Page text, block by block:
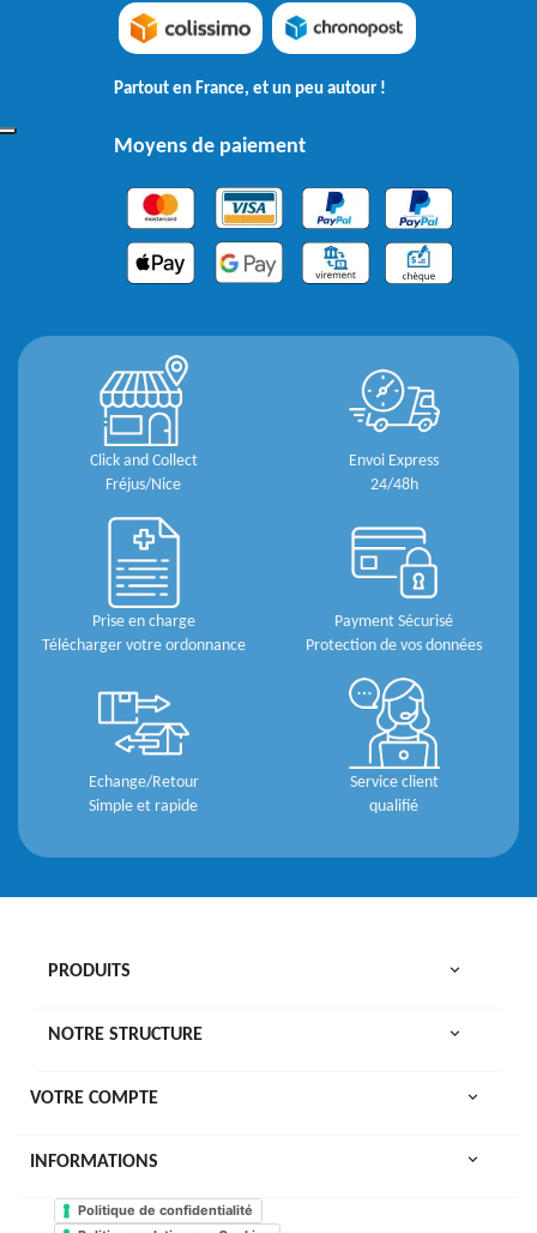
Partout en France, et un peu autour !
Moyens de paiement
Click and Collect
Fréjus/Nice
Envoi Express
24/48h
Prise en charge
Télécharger votre ordonnance
Payment Sécurisé
Protection de vos données
Echange/Retour
Simple et rapide
Service client
qualifié
PRODUITS 
NOTRE STRUCTURE 
VOTRE COMPTE 
INFORMATIONS keyboard_arrow_down
Politique de confidentialité